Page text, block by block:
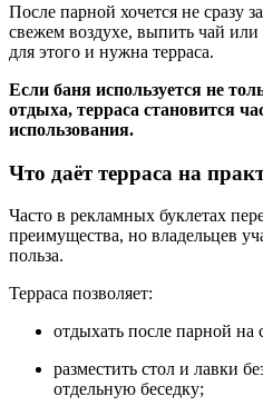
После парной хочется не сразу
свежем воздухе, выпить чай
для этого и нужна терраса.
Если баня используется не
отдыха, терраса становится
использования.
Что даёт терраса на
Часто в рекламных буклетах
преимущества, но владельцев
польза.
Терраса позволяет:
отдыхать после парной на
разместить стол и лавки
отдельную беседку;